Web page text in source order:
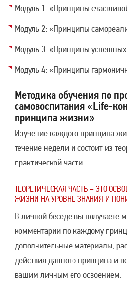
Модуль 1: «Принципы
Модуль 2: «Принципы
Модуль 3: «Принципы успешных
Модуль 4: «Принципы
Методика обучения по
самовоспитания «Life-
принципа жизни»
Изучение каждого принципа
течение недели и состоит из
практической части.
ТЕОРЕТИЧЕСКАЯ ЧАСТЬ – ЭТО
ЖИЗНИ НА УРОВНЕ ЗНАНИЯ И
В личной беседе вы получаете
комментарии по каждому
дополнительные материалы,
действия данного принципа и
вашим личным его освоением.